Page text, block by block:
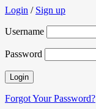
Login / Sign up
Username
Password
Forgot Your Password?